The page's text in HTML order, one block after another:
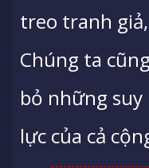
treo tranh
Chúng ta
bỏ những
lực của cả